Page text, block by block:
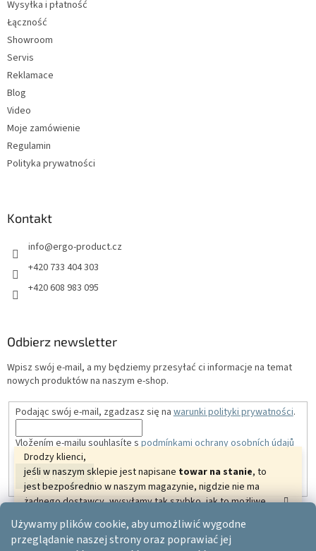
Używamy plików cookie, aby umożliwić wygodne
przeglądanie naszej strony oraz poprawiać jej
Drodzy klienci,
jeśli w naszym sklepie jest napisane towar na stanie, to
jest bezpośrednio w naszym magazynie, nigdzie nie ma
żadnego dostawcy, wysyłamy tak szybko, jak to możliwe.
Dziękujemy za zrozumienie i życzymy pięknych
relaksujących dni.
Twój ERGO-PRODUCT.CZ
Wysyłka i płatność
Łączność
Showroom
Servis
Reklamace
Blog
Video
Moje zamówienie
Regulamin
Polityka prywatności
Kontakt
info@ergo-product.cz
+420 733 404 303
+420 608 983 095
Odbierz newsletter
Wpisz swój e-mail, a my będziemy przesyłać ci informacje na temat
nowych produktów na naszym e-shop.
Podając swój e-mail, zgadzasz się na warunki polityki prywatności.
Vložením e-mailu souhlasíte s podmínkami ochrany osobních údajů
ZALOGUJ SIĘ
Opracował Shoptet